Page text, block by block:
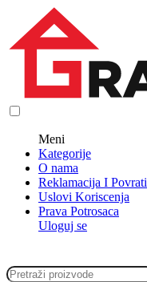
Meni
Kategorije
O nama
Reklamacija I Povrati
Uslovi Koriscenja
Prava Potrosaca
Uloguj se